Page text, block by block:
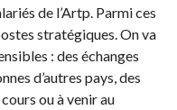
de l’Artp. Parmi ces
stratégiques. On va
: des échanges
d’autres pays, des
ou à venir au